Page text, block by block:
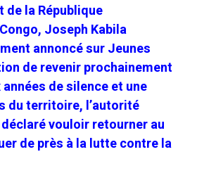
de la République
Joseph Kabila
annoncé sur Jeunes
de revenir prochainement
de silence et une
du territoire, l’autorité
déclaré vouloir retourner au
de près à la lutte contre la